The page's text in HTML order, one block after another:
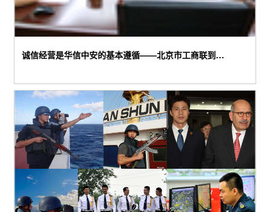
诚信经营是华信中安的基本遵循——北京市工商联到我司听取工作汇报
诚信经营是华信中安的基本遵循——北京市工商联到我司听取工作汇报